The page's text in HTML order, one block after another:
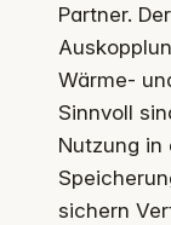
Partner.
Wärme-
Sinnvoll
Nutzung in
sichern